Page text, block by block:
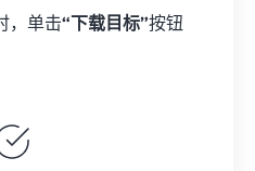
，单击“下载目标”按钮